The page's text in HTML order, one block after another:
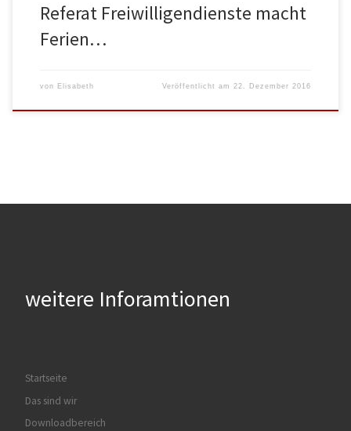
Referat Freiwilligendienste macht
Ferien…
von Elisabeth Veröffentlicht am 22. Dezember 2016
weitere Inforamtionen
Startseite
Das sind wir
Downloadbereich